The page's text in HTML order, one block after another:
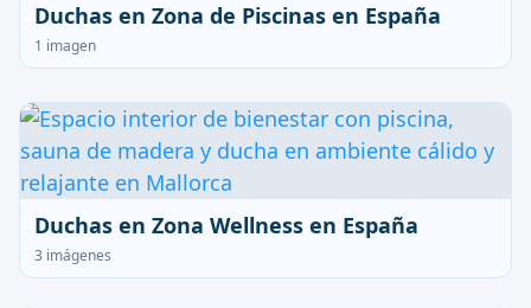
Duchas en Zona de Piscinas en España
1 imagen
Duchas en Zona Wellness en España
3 imágenes